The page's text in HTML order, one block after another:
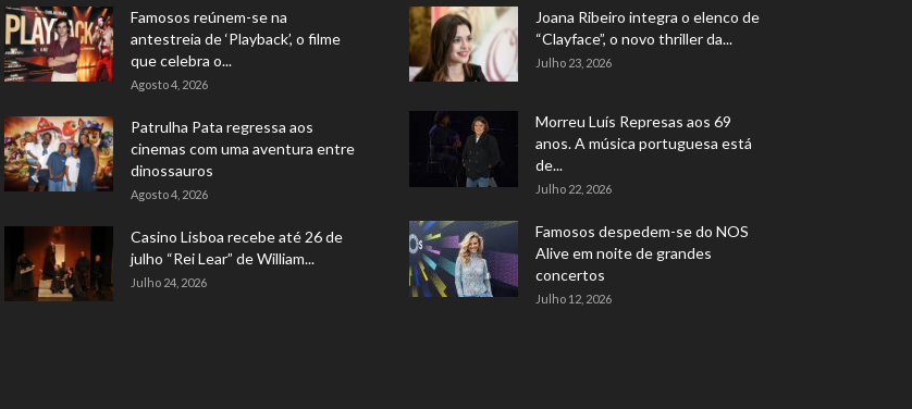
Famosos reúnem-se na
antestreia de ‘Playback’, o filme
que celebra o...
Agosto 4, 2026
Patrulha Pata regressa aos
cinemas com uma aventura entre
dinossauros
Agosto 4, 2026
Casino Lisboa recebe até 26 de
julho “Rei Lear” de William...
Julho 24, 2026
Joana Ribeiro integra o elenco de
“Clayface”, o novo thriller da...
Julho 23, 2026
Morreu Luís Represas aos 69
anos. A música portuguesa está
de...
Julho 22, 2026
Famosos despedem-se do NOS
Alive em noite de grandes
concertos
Julho 12, 2026